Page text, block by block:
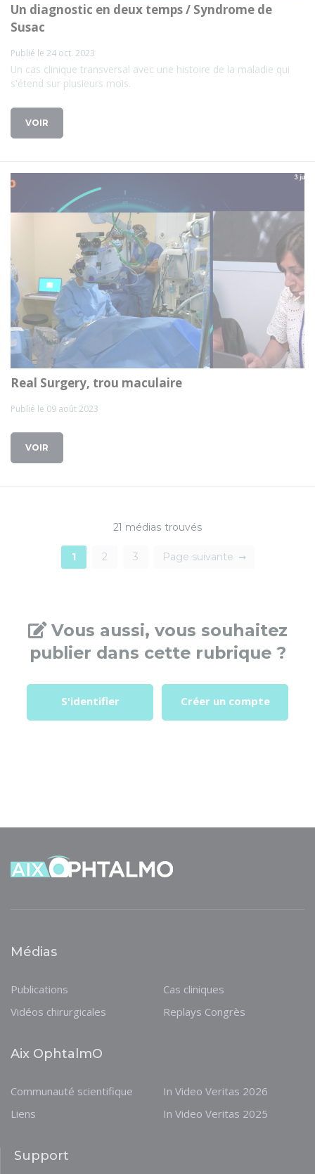
Un diagnostic en deux temps / Syndrome de
Susac
Publié le 24 oct. 2023
Un cas clinique transversal avec une histoire de la maladie qui
s'étend sur plusieurs mois.
VOIR
Real Surgery, trou maculaire
Publié le 09 août 2023
VOIR
21 médias trouvés
1 2 3 Page suivante
Vous aussi, vous souhaitez
publier dans cette rubrique ?
S'identifier Créer un compte
Médias
Publications
Vidéos chirurgicales
Cas cliniques
Replays Congrès
Aix OphtalmO
Communauté scientifique
Liens
In Video Veritas 2026
In Video Veritas 2025
Support